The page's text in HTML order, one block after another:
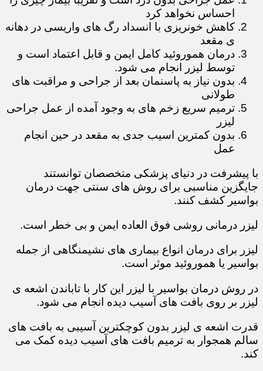
احساس نخواهد کرد
کاهش خونریزی با انسداد رگ های واریسی در دهانه
ی مقعد
درمان هموروئید کامل ایمن و قابل اعتماد است و
توسط لیزر انجام می شود.
بدون نیاز به پاسنمان بعد از جراحی و مراقبت های
طولانی
ترمیم سریع زخم های به وجود آمده از عمل جراحی
لیزر
بدون کمترین اسیب جدی به مقعد در حین انجام
عمل
با پیشرفت در دنیای پزشکی متخصصان توانستند
جایگزین مناسبی برای روش های سنتی جهت درمان
بواسیر کشف کنند.
لیزر درمانی روشی فوق العاده ایمن و بی خطر است.
لیزر برای درمان انواع بیماری های نشیمنگاهی از جمله
بواسیر یا هموروئید موثر است.
در روش درمان بواسیر با لیزر این کار با تاباندن اشعه ی
لیزر بر روی بافت های آسیب دیده انجام می شود.
قدرت اشعه ی لیزر بدون کوچکترین آسیبی به بافت های
سالم همجوار به ترمیم بافت های آسیب دیده کمک می
کند.